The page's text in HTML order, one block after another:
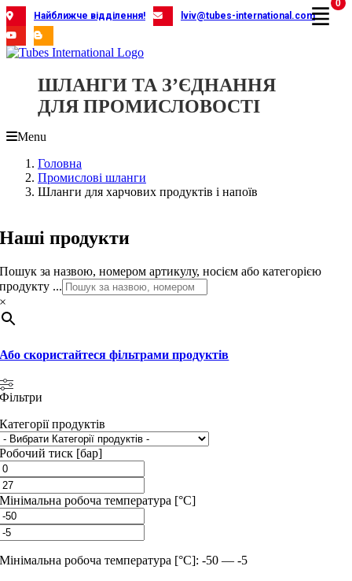
Skip
to
content
Найближче відділення! lviv@tubes-international.com
ШЛАНГИ ТА З’ЄДНАННЯ
ДЛЯ ПРОМИСЛОВОСТІ
Menu
Головна
Промислові шланги
Шланги для харчових продуктів і напоїв
Наші продукти
Пошук за назвою, номером артикулу, носієм або категорією
продукту ...
×
Або скористайтеся фільтрами продуктів
Фільтри
Категорії продуктів
Робочий тиск [бар]
Мінімальна робоча температура [°C]
Мінімальна робоча температура [°C]: -50 — -5
0